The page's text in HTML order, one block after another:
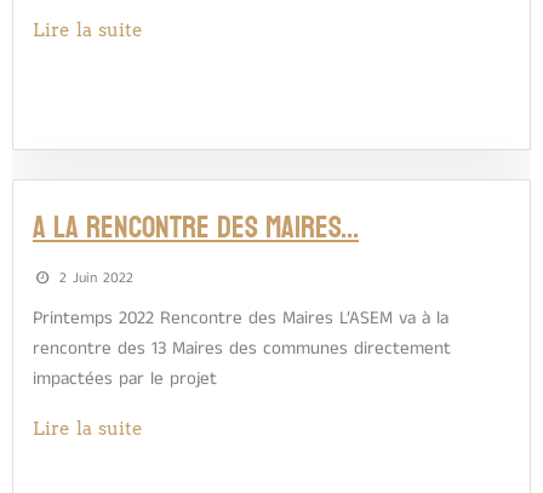
Lire la suite
A la rencontre des Maires…
2 Juin 2022
Printemps 2022 Rencontre des Maires L’ASEM va à la
rencontre des 13 Maires des communes directement
impactées par le projet
Lire la suite